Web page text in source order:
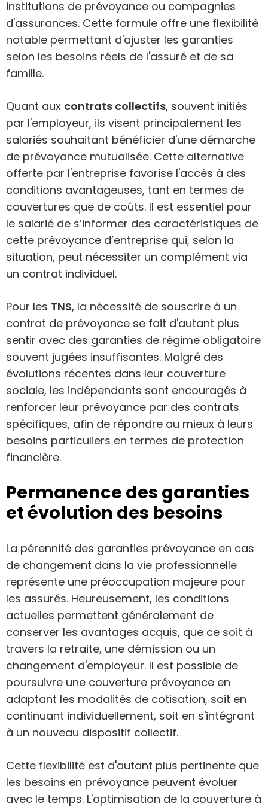
institutions de prévoyance ou compagnies
d'assurances. Cette formule offre une flexibilité
notable permettant d'ajuster les garanties
selon les besoins réels de l'assuré et de sa
famille.
Quant aux contrats collectifs, souvent initiés
par l'employeur, ils visent principalement les
salariés souhaitant bénéficier d'une démarche
de prévoyance mutualisée. Cette alternative
offerte par l'entreprise favorise l'accès à des
conditions avantageuses, tant en termes de
couvertures que de coûts. Il est essentiel pour
le salarié de s’informer des caractéristiques de
cette prévoyance d’entreprise qui, selon la
situation, peut nécessiter un complément via
un contrat individuel.
Pour les TNS, la nécessité de souscrire à un
contrat de prévoyance se fait d'autant plus
sentir avec des garanties de régime obligatoire
souvent jugées insuffisantes. Malgré des
évolutions récentes dans leur couverture
sociale, les indépendants sont encouragés à
renforcer leur prévoyance par des contrats
spécifiques, afin de répondre au mieux à leurs
besoins particuliers en termes de protection
financière.
Permanence des garanties
et évolution des besoins
La pérennité des garanties prévoyance en cas
de changement dans la vie professionnelle
représente une préoccupation majeure pour
les assurés. Heureusement, les conditions
actuelles permettent généralement de
conserver les avantages acquis, que ce soit à
travers la retraite, une démission ou un
changement d'employeur. Il est possible de
poursuivre une couverture prévoyance en
adaptant les modalités de cotisation, soit en
continuant individuellement, soit en s'intégrant
à un nouveau dispositif collectif.
Cette flexibilité est d'autant plus pertinente que
les besoins en prévoyance peuvent évoluer
avec le temps. L'optimisation de la couverture à